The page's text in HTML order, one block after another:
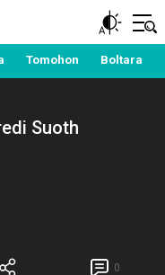
Kawanua, Politik,
dan Nasional
Tomohon Boltara
Suoth
0